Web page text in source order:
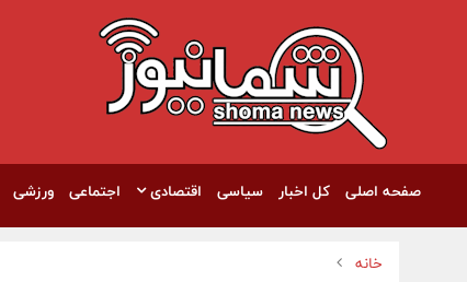
صفحه اصلی کل اخبار سیاسی اقتصادی اجتماعی ورزشی
خانه